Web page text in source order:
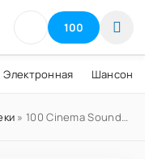
100
Электронная Шансон
» 100 Cinema Soundtracks